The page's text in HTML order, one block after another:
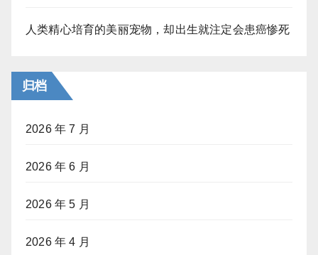
人类精心培育的美丽宠物，却出生就注定会患癌惨死
归档
2026 年 7 月
2026 年 6 月
2026 年 5 月
2026 年 4 月